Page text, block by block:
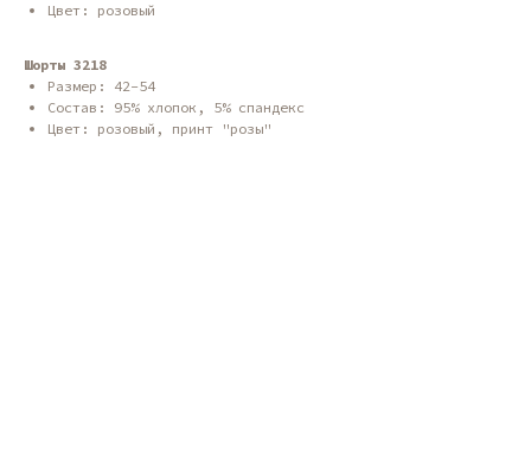
Цвет: розовый
Шорты 3218
Размер: 42-54
Состав: 95% хлопок, 5% спандекс
Цвет: розовый, принт "розы"